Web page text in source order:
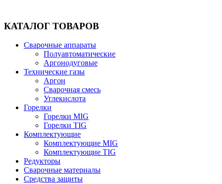
КАТАЛОГ ТОВАРОВ
Сварочные аппараты
Полуавтоматические
Аргонодуговые
Технические газы
Аргон
Сварочная смесь
Углекислота
Горелки
Горелки MIG
Горелки TIG
Комплектующие
Комплектующие MIG
Комплектующие TIG
Редукторы
Сварочные материалы
Средства защиты